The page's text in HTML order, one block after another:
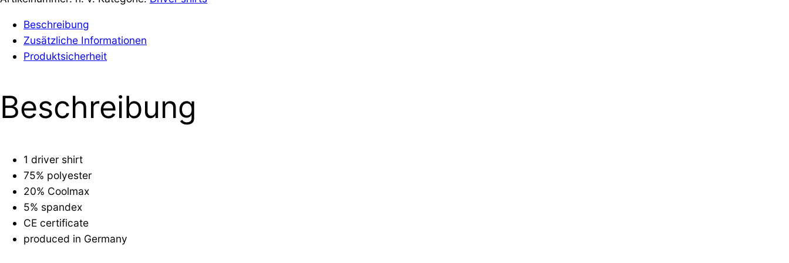
MengeBeschreibung
Zusätzliche Informationen
Produktsicherheit
Beschreibung
1 driver shirt
75% polyester
20% Coolmax
5% spandex
CE certificate
produced in Germany